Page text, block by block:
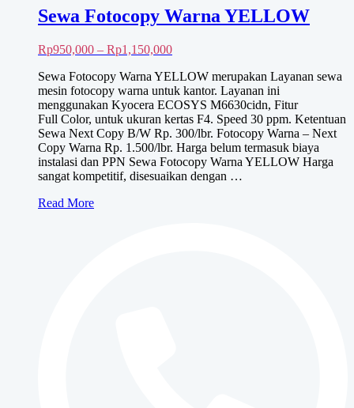
Sewa Fotocopy Warna YELLOW
Rp950,000 – Rp1,150,000Rentang
Rp950,000
hingga
Rp1,150,000
Sewa Fotocopy Warna YELLOW merupakan Layanan sewa
mesin fotocopy warna untuk kantor. Layanan ini
menggunakan Kyocera ECOSYS M6630cidn, Fitur
Full Color, untuk ukuran kertas F4. Speed 30 ppm. Ketentuan
Sewa Next Copy B/W Rp. 300/lbr. Fotocopy Warna – Next
Copy Warna Rp. 1.500/lbr. Harga belum termasuk biaya
instalasi dan PPN Sewa Fotocopy Warna YELLOW Harga
sangat kompetitif, disesuaikan dengan …
Sewa
Read More